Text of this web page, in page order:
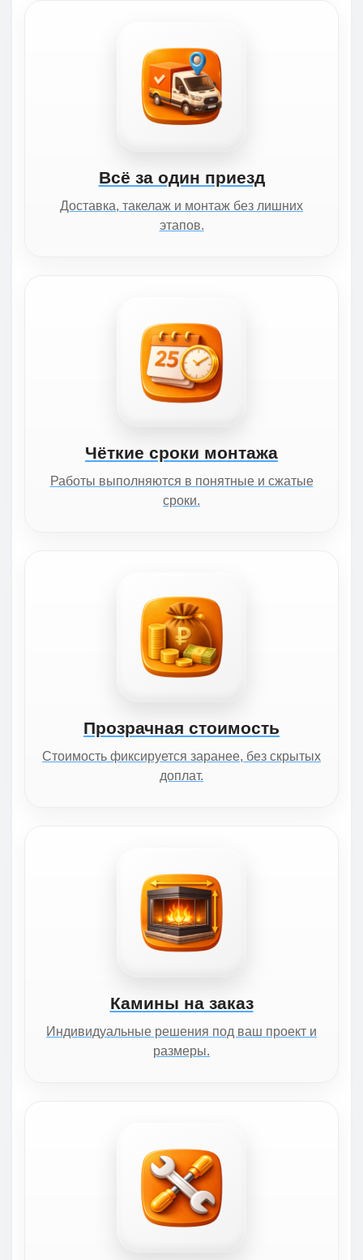
Всё за один приезд
Доставка, такелаж и монтаж без лишних
этапов.
Чёткие сроки монтажа
Работы выполняются в понятные и сжатые
сроки.
Прозрачная стоимость
Стоимость фиксируется заранее, без скрытых
доплат.
Камины на заказ
Индивидуальные решения под ваш проект и
размеры.